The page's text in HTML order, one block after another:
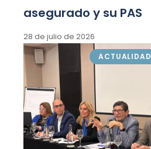
asegurado y su PAS
28 de julio de 2026
ACTUALIDAD